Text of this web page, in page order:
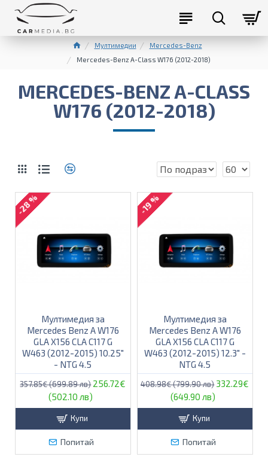
Мултимедии
Mercedes-Benz
Mercedes-Benz A-Class W176 (2012-2018)
MERCEDES-BENZ A-CLASS
W176 (2012-2018)
-28 %
Мултимедия за
Mercedes Benz A W176
GLA X156 CLA C117 G
W463 (2012-2015) 10.25″
- NTG 4.5
357.85€ (699.89 лв) 256.72€
(502.10 лв)
Купи
Попитай
-19 %
Мултимедия за
Mercedes Benz A W176
GLA X156 CLA C117 G
W463 (2012-2015) 12.3″ -
NTG 4.5
408.98€ (799.90 лв) 332.29€
(649.90 лв)
Купи
Попитай